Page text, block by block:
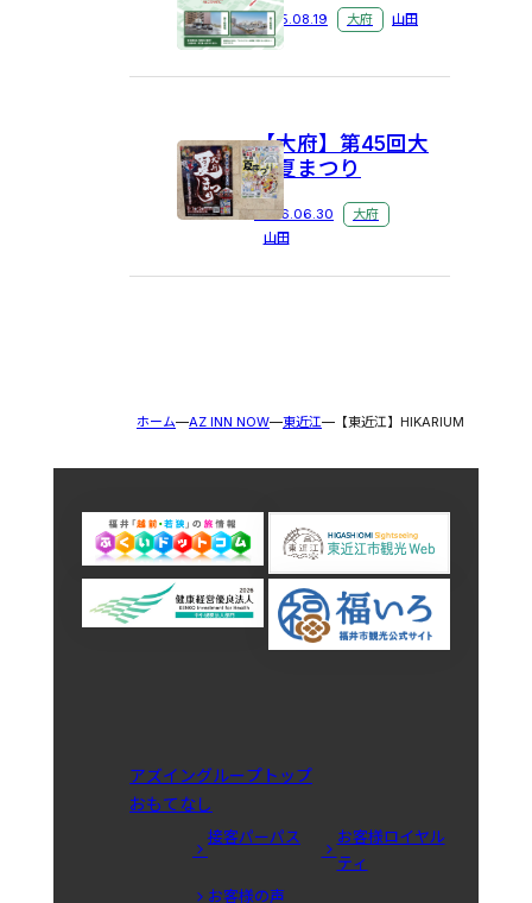
2025.08.19 大府 山田
【大府】第45回大
府夏まつり
2026.06.30
大府
山田
ホーム AZ INN NOW 東近江 【東近江】HIKARIUM
アズイングループトップ
おもてなし
接客パーパス
お客様ロイヤル
ティ
お客様の声